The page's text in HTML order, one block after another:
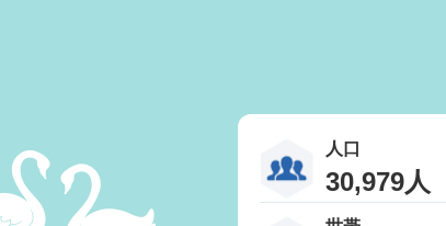
人口
30,979人